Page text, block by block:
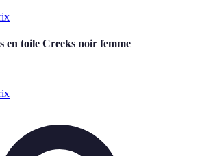
en toile Creeks noir femme